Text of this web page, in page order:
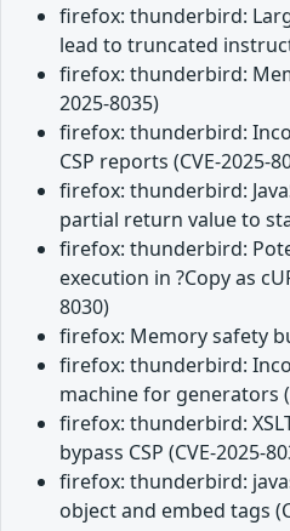
firefox: thunderbird:
lead to truncated
firefox: thunderbird:
2025-8035)
firefox: thunderbird:
CSP reports (CVE-2025-
firefox: thunderbird:
partial return value to
firefox: thunderbird:
execution in ?Copy as
8030)
firefox: Memory safety
firefox: thunderbird:
machine for generators
firefox: thunderbird:
bypass CSP (CVE-2025-
firefox: thunderbird:
object and embed tags